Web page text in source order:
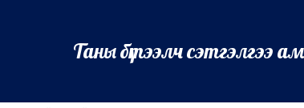
Таны бүтээлч сэтгэлгээ